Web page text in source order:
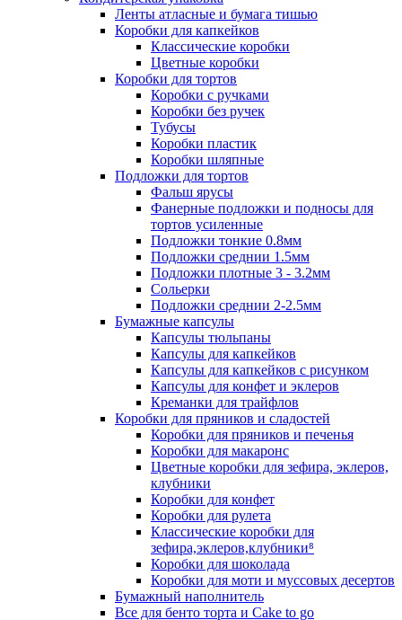
Ленты атласные и бумага тишью
Коробки для капкейков
Классические коробки
Цветные коробки
Коробки для тортов
Коробки с ручками
Коробки без ручек
Тубусы
Коробки пластик
Коробки шляпные
Подложки для тортов
Фальш ярусы
Фанерные подложки и подносы для
тортов усиленные
Подложки тонкие 0.8мм
Подложки среднии 1.5мм
Подложки плотные 3 - 3.2мм
Сольерки
Подложки среднии 2-2.5мм
Бумажные капсулы
Капсулы тюльпаны
Капсулы для капкейков
Капсулы для капкейков с рисунком
Капсулы для конфет и эклеров
Креманки для трайфлов
Коробки для пряников и сладостей
Коробки для пряников и печенья
Коробки для макаронс
Цветные коробки для зефира, эклеров,
клубники
Коробки для конфет
Коробки для рулета
Классические коробки для
зефира,эклеров,клубники⁸
Коробки для шоколада
Коробки для моти и муссовых десертов
Бумажный наполнитель
Все для бенто торта и Cake to go